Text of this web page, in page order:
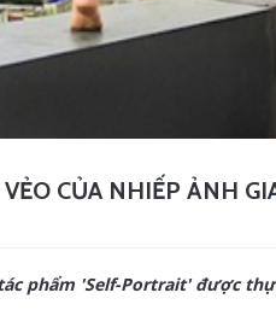
CỦA NHIẾP ẢNH
phẩm 'Self-Portrait' được